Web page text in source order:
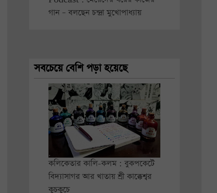
গান – বলছেন চন্দ্রা মুখোপাধ্যায়
সবচেয়ে বেশি পড়া হয়েছে
কলিকেতার কালি-কলম : বুকপকেটে
বিদ্যাসাগর আর খাতায় শ্রী কাক্কেশ্বর
কুচকুচে